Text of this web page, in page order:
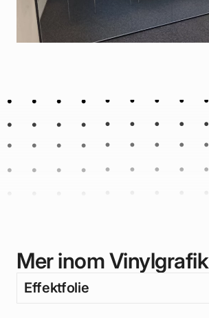
Mer inom Vinylgrafik
Effektfolie